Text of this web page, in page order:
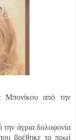
Μπονίκου από την
την άγρια δολοφονία
βρέθηκε το πρωί